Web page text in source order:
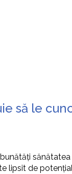
să le
lipsit de